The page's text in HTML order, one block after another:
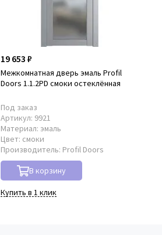
19 653 ₽
Межкомнатная дверь эмаль Profil
Doors 1.1.2PD смоки остеклённая
Под заказ
Артикул: 9921
Материал: эмаль
Цвет: смоки
Производитель: Profil Doors
В корзину
Купить в 1 клик